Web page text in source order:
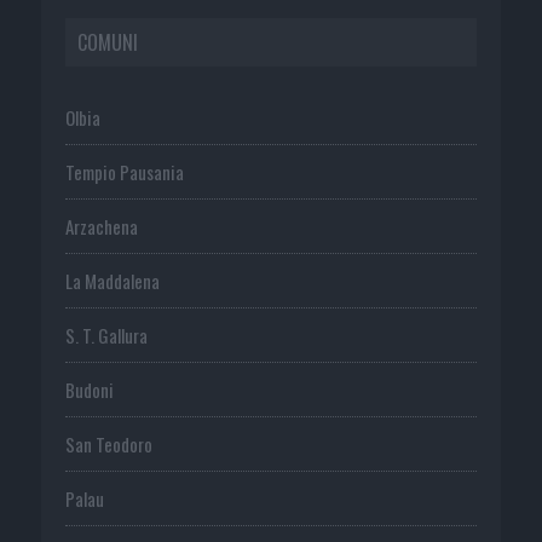
COMUNI
Olbia
Tempio Pausania
Arzachena
La Maddalena
S. T. Gallura
Budoni
San Teodoro
Palau